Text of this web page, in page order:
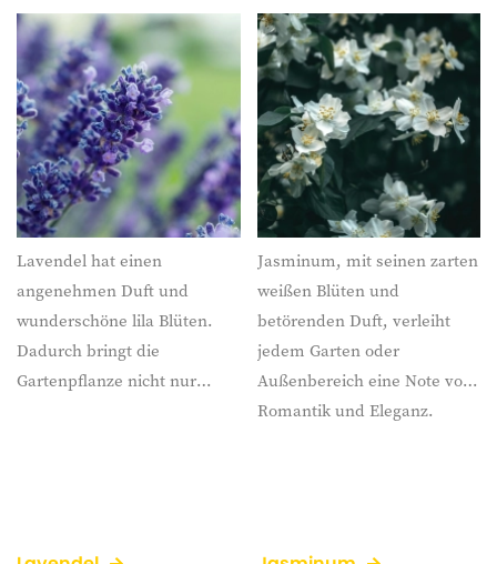
Sie ganz einfach einen Hauch
von Farbe in den Garten
bringen können.
Lavendel hat einen
angenehmen Duft und
wunderschöne lila Blüten.
Dadurch bringt die
Gartenpflanze nicht nur
Jasminum, mit seinen zarten
weißen Blüten und
betörenden Duft, verleiht
jedem Garten oder
Außenbereich eine Note von
Romantik und Eleganz.